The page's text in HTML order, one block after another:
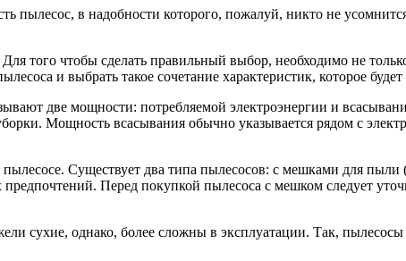
пылесос, в надобности которого, пожалуй, никто не
того чтобы сделать правильный выбор, необходимо не
и выбрать такое сочетание характеристик, которое
две мощности: потребляемой электроэнергии и
Мощность всасывания обычно указывается рядом с
Существует два типа пылесосов: с мешками для
Перед покупкой пылесоса с мешком следует
сухие, однако, более сложны в эксплуатации. Так,